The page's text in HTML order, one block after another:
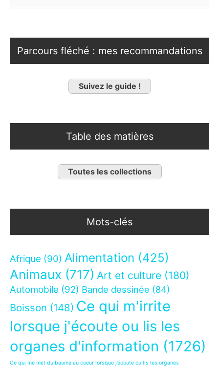
Parcours fléché : mes recommandations
Suivez le guide !
Table des matières
Toutes les collections
Mots-clés
Afrique (90) Alimentation (425)
Animaux (717) Art et culture (180)
Automobile (92) Bande dessinée (84)
Boisson (148) Ce qui m'irrite
lorsque j'écoute ou lis les
organes d'information (1726)
Ce qui me met du baume au coeur lorsque j’écoute ou lis les organes